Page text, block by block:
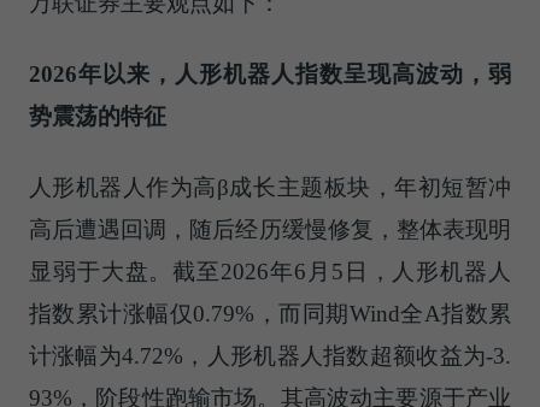
2026年以来，人形机器人指数呈现高波动，弱
势震荡的特征
人形机器人作为高β成长主题板块，年初短暂冲
高后遭遇回调，随后经历缓慢修复，整体表现明
显弱于大盘。截至2026年6月5日，人形机器人
指数累计涨幅仅0.79%，而同期Wind全A指数累
计涨幅为4.72%，人形机器人指数超额收益为-3.
93%，阶段性跑输市场。其高波动主要源于产业